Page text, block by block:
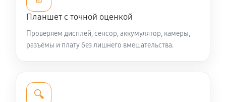
Планшет с точной оценкой
Проверяем дисплей, сенсор, аккумулятор, камеры,
разъёмы и плату без лишнего вмешательства.
🔍